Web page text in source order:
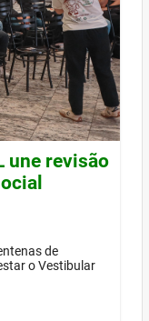
une revisão
de
o Vestibular